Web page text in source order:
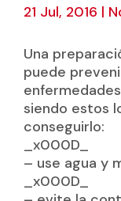
21 Jul, 2016 |
Una
puede
siendo estos
conseguirlo:
_x000D_
– use agua y
_x000D_